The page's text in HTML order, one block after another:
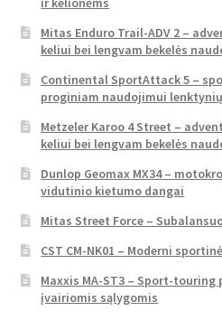
Mitas Enduro Trail-ADV 2 –
keliui bei lengvam bekelės
Continental SportAttack 5 –
proginiam naudojimui
Metzeler Karoo 4 Street –
keliui bei lengvam bekelės
Dunlop Geomax MX34 –
vidutinio kietumo dangai
Mitas Street Force –
CST CM-NK01 – Moderni
Maxxis MA-ST3 – Sport-
įvairiomis sąlygomis